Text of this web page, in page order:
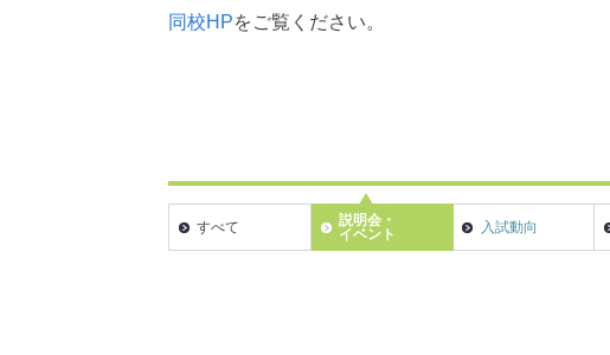
同校HPをご覧ください。
すべて
説明会・
イベント
入試動向